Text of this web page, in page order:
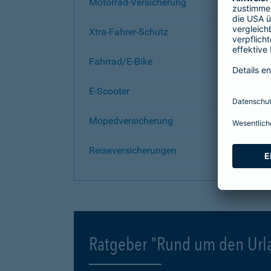
Xtra-Fahrer-Schutz
Fahrrad/E-Bike
E-Scooter
Mopedversicherung
Reiseversicherungen
Ratgeber "Rund um den